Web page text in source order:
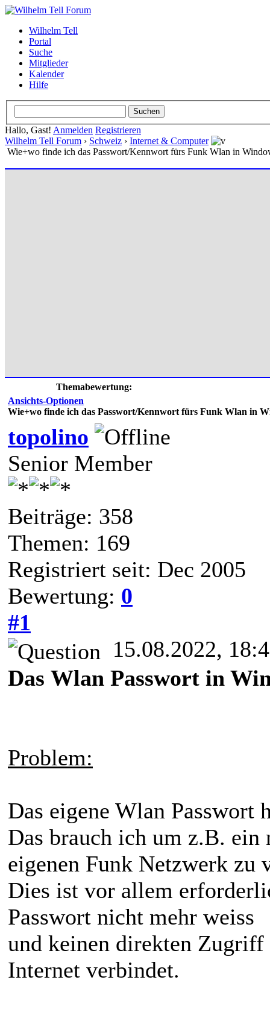
Wilhelm Tell
Portal
Suche
Mitglieder
Kalender
Hilfe
Hallo, Gast! Anmelden Registrieren
Wilhelm Tell Forum › Schweiz › Internet & Computer
Wie+wo finde ich das Passwort/Kennwort fürs Funk Wlan in
Themabewertung:
Ansichts-Optionen
Wie+wo finde ich das Passwort/Kennwort fürs Funk Wlan in
topolino
Senior Member
Beiträge: 358
Themen: 169
Registriert seit: Dec 2005
Bewertung: 0
#1
15.08.2022,
Das Wlan Passwort in
Problem:
Das eigene Wlan
Das brauch ich um z.B. ein
eigenen Funk Netzwerk zu
Dies ist vor allem
Passwort nicht mehr weiss
und keinen direkten
Internet verbindet.